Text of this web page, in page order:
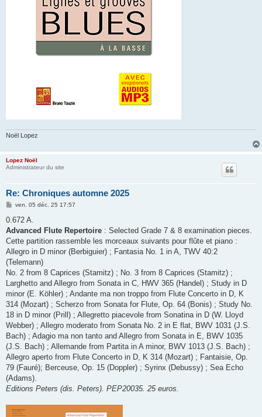
Noël Lopez
Lopez Noël
Administrateur du site
Re: Chroniques automne 2025
M
s
a
g
ven. 05 déc. 25 17:57
0.672 A.
Advanced Flute Repertoire : Selected Grade 7 & 8 examination pieces.
Cette partition rassemble les morceaux suivants pour flûte et piano :
Allegro in D minor (Berbiguier) ; Fantasia No. 1 in A, TWV 40:2
(Telemann)
No. 2 from 8 Caprices (Stamitz) ; No. 3 from 8 Caprices (Stamitz) ;
Larghetto and Allegro from Sonata in C, HWV 365 (Handel) ; Study in D
minor (E. Köhler) ; Andante ma non troppo from Flute Concerto in D, K
314 (Mozart) ; Scherzo from Sonata for Flute, Op. 64 (Bonis) ; Study No.
18 in D minor (Prill) ; Allegretto piacevole from Sonatina in D (W. Lloyd
Webber) ; Allegro moderato from Sonata No. 2 in E flat, BWV 1031 (J.S.
Bach) ; Adagio ma non tanto and Allegro from Sonata in E, BWV 1035
(J.S. Bach) ; Allemande from Partita in A minor, BWV 1013 (J.S. Bach) ;
Allegro aperto from Flute Concerto in D, K 314 (Mozart) ; Fantaisie, Op.
79 (Fauré); Berceuse, Op. 15 (Doppler) ; Syrinx (Debussy) ; Sea Echo
(Adams).
Editions Peters (dis. Peters). PEP20035. 25 euros.